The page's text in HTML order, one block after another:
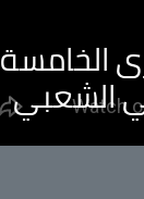
الخامسة
الشعبي